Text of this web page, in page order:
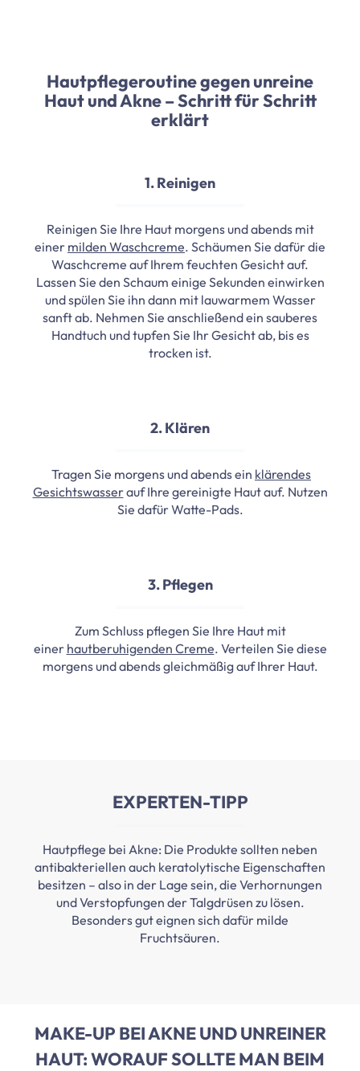
Hautpflegeroutine gegen unreine
Haut und Akne – Schritt für Schritt
erklärt
1. Reinigen
Reinigen Sie Ihre Haut morgens und abends mit
einer milden Waschcreme. Schäumen Sie dafür die
Waschcreme auf Ihrem feuchten Gesicht auf.
Lassen Sie den Schaum einige Sekunden einwirken
und spülen Sie ihn dann mit lauwarmem Wasser
sanft ab. Nehmen Sie anschließend ein sauberes
Handtuch und tupfen Sie Ihr Gesicht ab, bis es
trocken ist.
2. Klären
Tragen Sie morgens und abends ein klärendes
Gesichtswasserauf Ihre gereinigte Haut auf. Nutzen
Sie dafür Watte-Pads.
3. Pflegen
Zum Schluss pflegen Sie Ihre Haut mit
einer hautberuhigenden Creme. Verteilen Sie diese
morgens und abends gleichmäßig auf Ihrer Haut.
EXPERTEN-TIPP
Hautpflege bei Akne: Die Produkte sollten neben
antibakteriellen auch keratolytische Eigenschaften
besitzen – also in der Lage sein, die Verhornungen
und Verstopfungen der Talgdrüsen zu lösen.
Besonders gut eignen sich dafür milde
Fruchtsäuren.
MAKE-UP BEI AKNE UND UNREINER
HAUT: WORAUF SOLLTE MAN BEIM